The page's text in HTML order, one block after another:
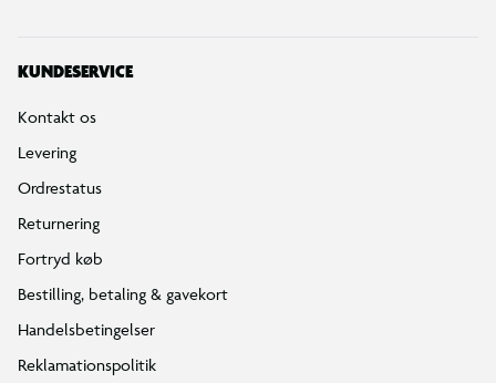
KUNDESERVICE
Kontakt os
Levering
Ordrestatus
Returnering
Fortryd køb
Bestilling, betaling & gavekort
Handelsbetingelser
Reklamationspolitik